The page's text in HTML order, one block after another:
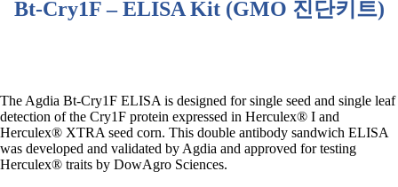
Bt-Cry1F – ELISA Kit (GMO 진단키트)
The Agdia Bt-Cry1F ELISA is designed for single seed and single leaf
detection of the Cry1F protein expressed in Herculex® I and
Herculex® XTRA seed corn. This double antibody sandwich ELISA
was developed and validated by Agdia and approved for testing
Herculex® traits by DowAgro Sciences.